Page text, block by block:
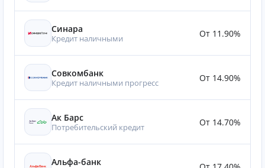
Синара
Кредит наличными От 11.90%
Совкомбанк
Кредит наличными прогресс От 14.90%
Ак Барс
Потребительский кредит От 14.70%
Альфа-банк